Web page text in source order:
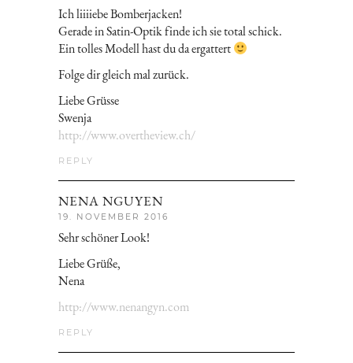
Ich liiiiebe Bomberjacken!
Gerade in Satin-Optik finde ich sie total schick.
Ein tolles Modell hast du da ergattert
Folge dir gleich mal zurück.
Liebe Grüsse
Swenja
http://www.overtheview.ch/
REPLY
NENA NGUYEN
19. NOVEMBER 2016
Sehr schöner Look!
Liebe Grüße,
Nena
http://www.nenangyn.com
REPLY